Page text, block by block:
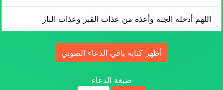
اللهم أدخله الجنة وأعذه من عذاب القبر وعذاب النار
أظهر كتابة باقي الدعاء الصوتي
صيغة الدعاء